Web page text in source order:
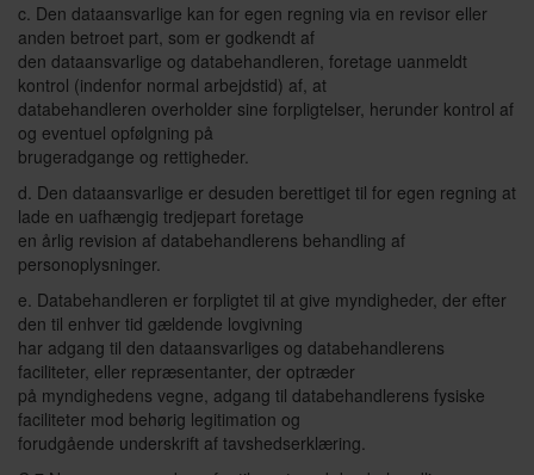
c. Den dataansvarlige kan for egen regning via en revisor eller
anden betroet part, som er godkendt af
den dataansvarlige og databehandleren, foretage uanmeldt
kontrol (indenfor normal arbejdstid) af, at
databehandleren overholder sine forpligtelser, herunder kontrol af
og eventuel opfølgning på
brugeradgange og rettigheder.
d. Den dataansvarlige er desuden berettiget til for egen regning at
lade en uafhængig tredjepart foretage
en årlig revision af databehandlerens behandling af
personoplysninger.
e. Databehandleren er forpligtet til at give myndigheder, der efter
den til enhver tid gældende lovgivning
har adgang til den dataansvarliges og databehandlerens
faciliteter, eller repræsentanter, der optræder
på myndighedens vegne, adgang til databehandlerens fysiske
faciliteter mod behørig legitimation og
forudgående underskrift af tavshedserklæring.